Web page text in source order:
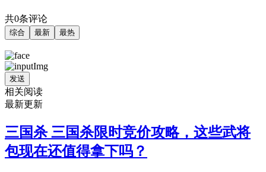
共0条评论
综合 最新 最热
发送
相关阅读
最新更新
三国杀 三国杀限时竞价攻略，这些武将
包现在还值得拿下吗？